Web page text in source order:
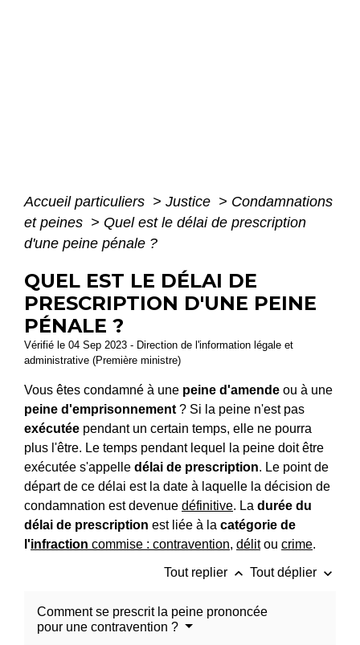
Accueil particuliers > Justice > Condamnations
et peines > Quel est le délai de prescription
d'une peine pénale ?
QUEL EST LE DÉLAI DE
PRESCRIPTION D'UNE PEINE
PÉNALE ?
Vérifié le 04 Sep 2023 - Direction de l'information légale et
administrative (Première ministre)
Vous êtes condamné à une peine d'amende ou à une
peine d'emprisonnement ? Si la peine n'est pas
exécutée pendant un certain temps, elle ne pourra
plus l'être. Le temps pendant lequel la peine doit être
exécutée s'appelle délai de prescription. Le point de
départ de ce délai est la date à laquelle la décision de
condamnation est devenue définitive. La durée du
délai de prescription est liée à la catégorie de
l'infraction commise : contravention, délitou crime.
Tout replier keyboard_arrow_up Tout déplier keyboard_arrow_down
Comment se prescrit la peine prononcée
pour une contravention ?